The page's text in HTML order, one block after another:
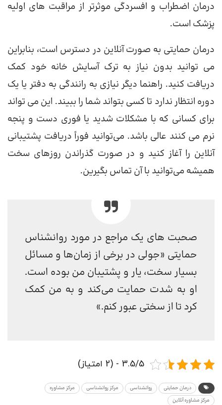
درمان اضطراب و افسردگی موثرتر از مراقبت های اولیه
پزشک است.
درمان حمایتی به صورت آنلاین در دسترس است، بنابراین
می توانید بدون نیاز به ترک آسایش خانه خود کمک
دریافت کنید. راهنما دیگر نیازی به رانندگی به دفتر یا یک
دوره انتظار ندارد تا کسی بتواند شما را ببیند. این می تواند
برای کسانی که با مشکلات شدید یا فوری دست و پنجه
نرم می کنند عالی باشد. می‌توانید فوراً دریافت پشتیبانی
آنلاین را آغاز کنید و در صورت گذراندن روزهای سخت
همیشه می‌توانید با آن تماس بگیرین.
صحبت های یک مراجع در مورد روانشناس
حمایتی «جولی در برخی از زمان‌ها و مسائل
بسیار سخت، یار و پشتیبان من بوده است.
او به شدت حمایت می‌کند و به من کمک
کرد تا از سختی عبور کنم.»
3.5/5 - (2 امتیاز)
درمان حمایتی روانشناسی مرکز روانشناسی
مرکز مشاوره
مرکز مشاوره آنلاین